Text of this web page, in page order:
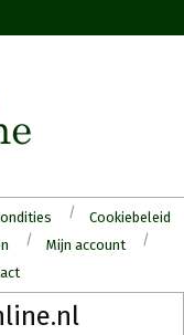
Cookiebeleid
Mijn account